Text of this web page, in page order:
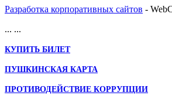
Разработка корпоративных сайтов -
... ...
КУПИТЬ БИЛЕТ
ПУШКИНСКАЯ КАРТА
ПРОТИВОДЕЙСТВИЕ КОРРУПЦИИ